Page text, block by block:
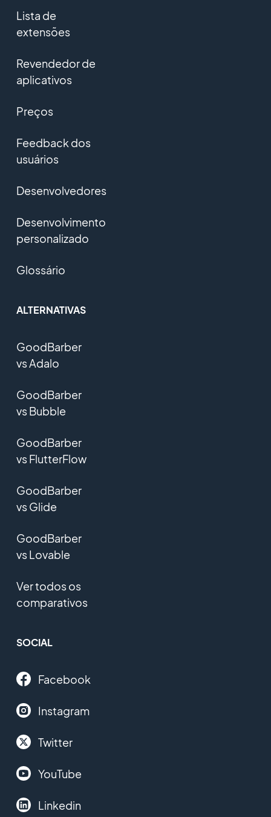
Lista de
extensões
Revendedor de
aplicativos
Preços
Feedback dos
usuários
Desenvolvedores
Desenvolvimento
personalizado
Glossário
ALTERNATIVAS
GoodBarber
vs Adalo
GoodBarber
vs Bubble
GoodBarber
vs FlutterFlow
GoodBarber
vs Glide
GoodBarber
vs Lovable
Ver todos os
comparativos
SOCIAL
Facebook
Instagram
Twitter
YouTube
Linkedin